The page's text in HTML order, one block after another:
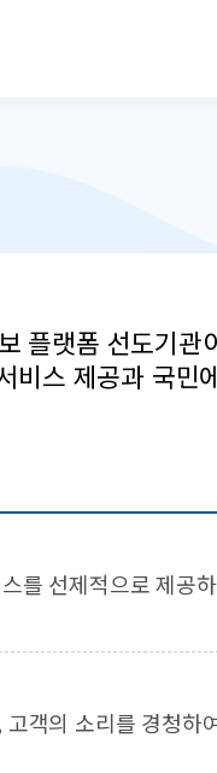
플랫폼 선도기관
비스 제공과 국
를 선제적으로 제공
객의 소리를 경청하